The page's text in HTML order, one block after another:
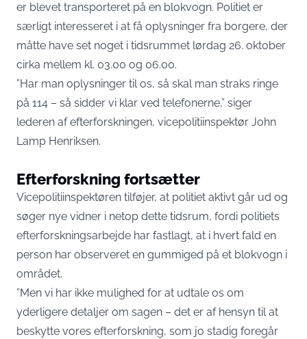
er blevet transporteret på en blokvogn. Politiet er
særligt interesseret i at få oplysninger fra borgere, der
måtte have set noget i tidsrummet lørdag 26. oktober
cirka mellem kl. 03.00 og 06.00.
”Har man oplysninger til os, så skal man straks ringe
på 114 – så sidder vi klar ved telefonerne,” siger
lederen af efterforskningen, vicepolitiinspektør John
Lamp Henriksen.
Efterforskning fortsætter
Vicepolitiinspektøren tilføjer, at politiet aktivt går ud og
søger nye vidner i netop dette tidsrum, fordi politiets
efterforskningsarbejde har fastlagt, at i hvert fald en
person har observeret en gummiged på et blokvogn i
området.
”Men vi har ikke mulighed for at udtale os om
yderligere detaljer om sagen – det er af hensyn til at
beskytte vores efterforskning, som jo stadig foregår